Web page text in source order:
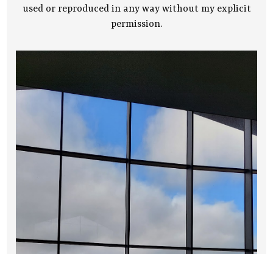
used or reproduced in any way without my explicit
permission.